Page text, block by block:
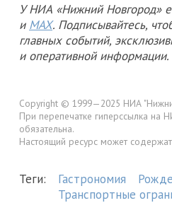
У НИА «Нижний Новгород»
и MAX. Подписывайтесь,
главных событий,
и оперативной информации.
Copyright © 1999—2025 НИА
При перепечатке гиперссылка на
обязательна.
Настоящий ресурс может
Теги: Гастрономия
Транспортные